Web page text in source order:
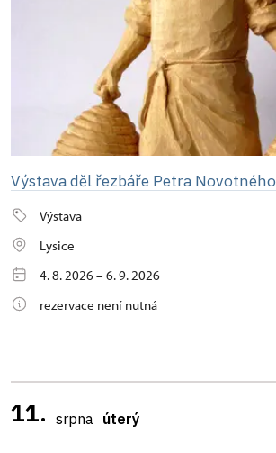
Výstava děl řezbáře Petra Novotného
Výstava
Lysice
4. 8. 2026 – 6. 9. 2026
rezervace není nutná
11. srpna úterý